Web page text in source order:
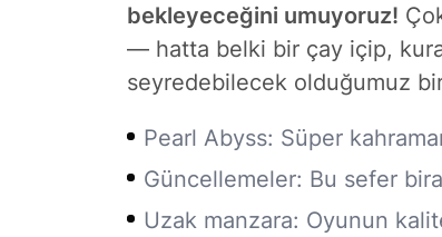
bekleyeceğini umuyoruz!
— hatta belki bir çay içip,
seyredebilecek olduğumuz
Pearl Abyss: Süper
Güncellemeler: Bu sefer
Uzak manzara: Oyunun